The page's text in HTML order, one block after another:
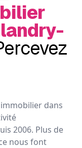
dans
2006. Plus de
nous font